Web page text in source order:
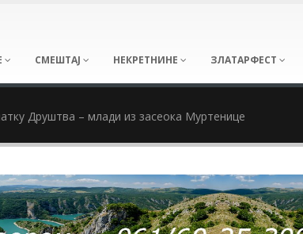
СМЕШТАЈ НЕКРЕТНИНЕ ЗЛАТАРФЕСТ
Друштва – млади из засеока Муртенице